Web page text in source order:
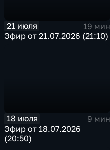
21 июля
19 мин
Эфир от 21.07.2026 (21:10)
18 июля
9 мин
Эфир от 18.07.2026
(20:50)